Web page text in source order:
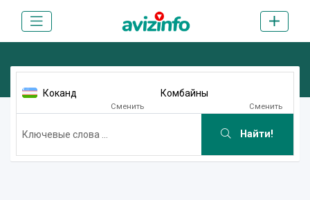
Коканд
Сменить
Комбайны
Сменить
Найти!